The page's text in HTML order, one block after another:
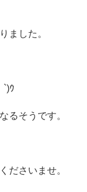
ました。
`)ｳ
るそうです。
ださいませ。